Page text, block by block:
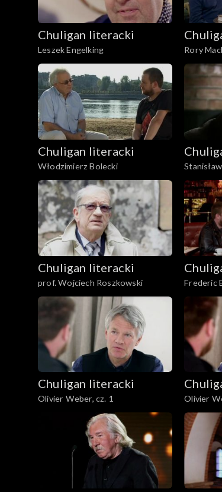
Chuligan literacki
Leszek Engelking Rory
Chuligan literacki
Włodzimierz Bolecki
Chuligan literacki
prof. Wojciech Roszkowski Frederic
Chuligan literacki
Olivier Weber, cz. 1 Olivier